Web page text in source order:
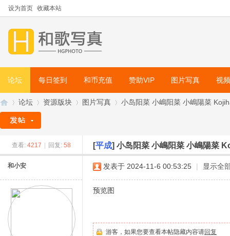
设为首页 收藏本站
论坛 每日签到 和币充值 赞助VIP 图片写真 视
»
论坛
›
资源版块 图片写真
›
小岛阳菜 小嶋阳菜 小嶋陽菜
查看: 4217 回复: 58 [平成] 小岛阳菜 小嶋阳菜 小嶋陽菜
和小安 发表于 2024-11-6 00:53:25 | 显示全
预览图
游客，如果您要查看本帖隐藏内容请回复